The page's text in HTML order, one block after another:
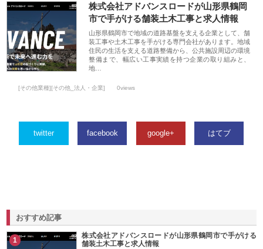
株式会社アドバンスロードが山形県鶴岡
市で手がける舗装土木工事と求人情報
山形県鶴岡市で地域の道路基盤を支える企業として、舗
装工事や土木工事を手がける専門会社があります。地域
住民の生活を支える道路整備から、公共施設周辺の環境
整備まで、幅広い工事実績を持つ企業の取り組みと、
地…
[その他業種][その他_法人・企業] 0views
twitter facebook google+ はてブ
おすすめ記事
1
株式会社アドバンスロードが山形県鶴岡市で手がける
舗装土木工事と求人情報